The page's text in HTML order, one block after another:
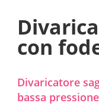
con
Divaricatore
bassa